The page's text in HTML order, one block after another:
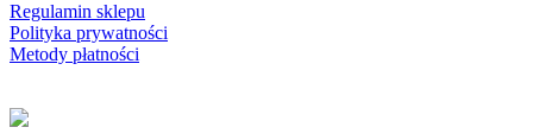
Regulamin sklepu
Polityka prywatności
Metody płatności